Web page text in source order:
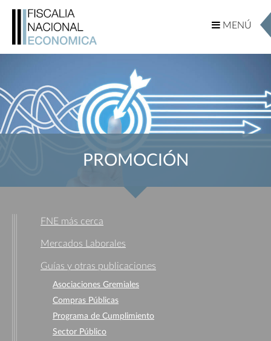
MENÚ
MENÚ
PROMOCIÓN
FNE más cerca
Mercados Laborales
Guías y otras publicaciones
Asociaciones Gremiales
Compras Públicas
Programa de Cumplimiento
Sector Público